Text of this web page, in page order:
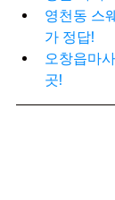
영천동 스
가 정답!
오창읍마
곳!